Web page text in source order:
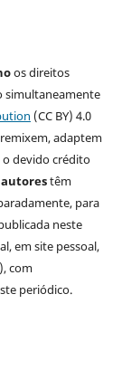
os direitos
simultaneamente
(CC BY) 4.0
adaptem
devido crédito
autorestêm
para
neste
em site pessoal,
com
periódico.